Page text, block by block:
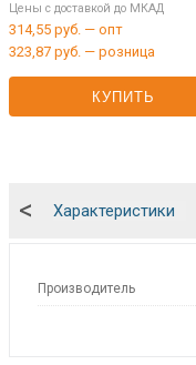
Цены с доставкой до МКАД
314,55 руб. — опт
323,87 руб. — розница
КУПИТЬ
Характеристики
<
Производитель